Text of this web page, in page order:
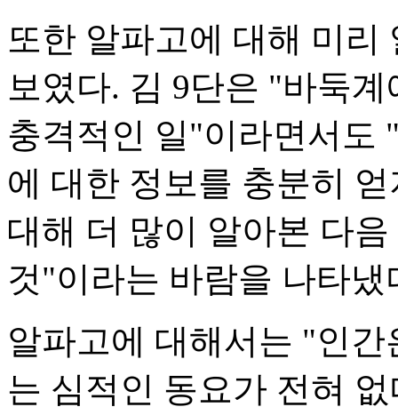
또한 알파고에 대해 미리
보였다. 김 9단은 "바둑
충격적인 일"이라면서도
에 대한 정보를 충분히
대해 더 많이 알아본 다
것"이라는 바람을 나타냈
알파고에 대해서는 "인
는 심적인 동요가 전혀